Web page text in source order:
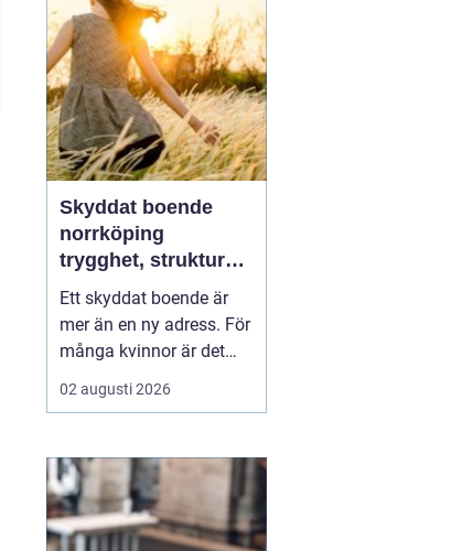
sista kopp. Kaffe är inte
bara en dryck, utan en
natur...
Skyddat boende
norrköping
trygghet, struktur
och väg vidare
Ett skyddat boende är
mer än en ny adress. För
många kvinnor är det
skillnaden mellan att
överleva och att börja
arbetet med skydd och
behandling utvecklats de
senaste åren, med större
fokus på helhet, trauma,
02 augusti 2026